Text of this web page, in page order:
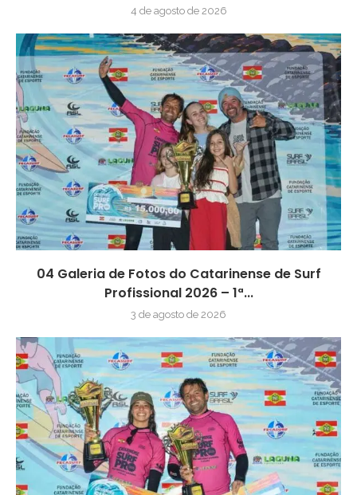
4 de agosto de 2026
04 Galeria de Fotos do Catarinense de Surf
Profissional 2026 – 1ª...
3 de agosto de 2026